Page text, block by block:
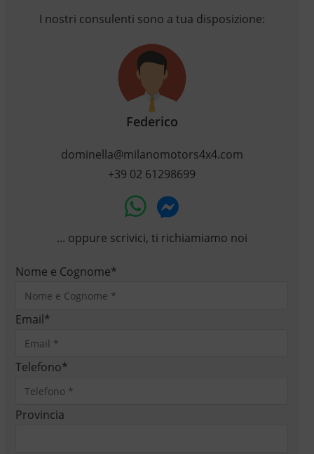
I nostri consulenti sono a tua disposizione:
Federico
dominella@milanomotors4x4.com
+39 02 61298699
... oppure scrivici, ti richiamiamo noi
Nome e Cognome*
Email*
Telefono*
Provincia